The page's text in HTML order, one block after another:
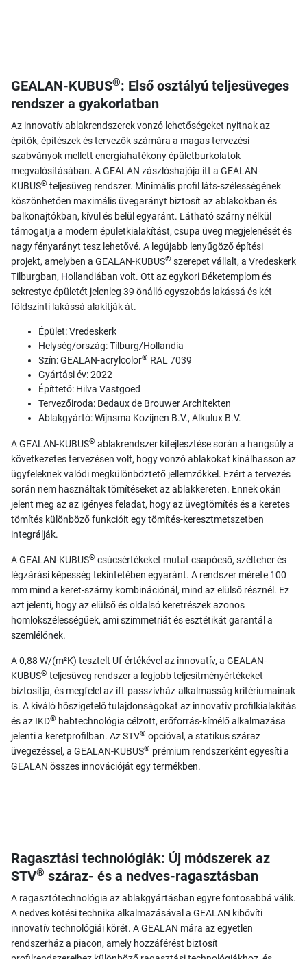
GEALAN-KUBUS®: Első osztályú teljesüveges
rendszer a gyakorlatban
Az innovatív ablakrendszerek vonzó lehetőségeket nyitnak az
építők, építészek és tervezők számára a magas tervezési
szabványok mellett energiahatékony épületburkolatok
megvalósításában. A GEALAN zászlóshajója itt a GEALAN-
KUBUS® teljesüveg rendszer. Minimális profil láts-szélességének
köszönhetően maximális üvegarányt biztosít az ablakokban és
balkonajtókban, kívül és belül egyaránt. Látható szárny nélkül
támogatja a modern épületkialakítást, csupa üveg megjelenését és
nagy fényarányt tesz lehetővé. A legújabb lenyűgöző építési
projekt, amelyben a GEALAN-KUBUS® szerepet vállalt, a Vredeskerk
Tilburgban, Hollandiában volt. Ott az egykori Béketemplom és
sekrestye épületét jelenleg 39 önálló egyszobás lakássá és két
földszinti lakássá alakítják át.
Épület: Vredeskerk
Helység/ország: Tilburg/Hollandia
Szín: GEALAN-acrylcolor® RAL 7039
Gyártási év: 2022
Építtető: Hilva Vastgoed
Tervezőiroda: Bedaux de Brouwer Architekten
Ablakgyártó: Wijnsma Kozijnen B.V., Alkulux B.V.
A GEALAN-KUBUS® ablakrendszer kifejlesztése során a hangsúly a
következetes tervezésen volt, hogy vonzó ablakokat kínálhasson az
ügyfeleknek valódi megkülönböztető jellemzőkkel. Ezért a tervezés
során nem használtak tömítéseket az ablakkereten. Ennek okán
jelent meg az az igényes feladat, hogy az üvegtömítés és a keretes
tömítés különböző funkcióit egy tömítés-keresztmetszetben
integrálják.
A GEALAN-KUBUS® csúcsértékeket mutat csapóeső, szélteher és
légzárási képesség tekintetében egyaránt. A rendszer mérete 100
mm mind a keret-szárny kombinációnál, mind az elülső résznél. Ez
azt jelenti, hogy az elülső és oldalsó keretrészek azonos
homlokszélességűek, ami szimmetriát és esztétikát garantál a
szemlélőnek.
A 0,88 W/(m²K) tesztelt Uf-értékével az innovatív, a GEALAN-
KUBUS® teljesüveg rendszer a legjobb teljesítményértékeket
biztosítja, és megfelel az ift-passzívház-alkalmasság kritériumainak
is. A kiváló hőszigetelő tulajdonságokat az innovatív profilkialakítás
és az IKD® habtechnológia célzott, erőforrás-kímélő alkalmazása
jelenti a keretprofilban. Az STV® opcióval, a statikus száraz
üvegezéssel, a GEALAN-KUBUS® prémium rendszerként egyesíti a
GEALAN összes innovációját egy termékben.
Ragasztási technológiák: Új módszerek az
STV® száraz- és a nedves-ragasztásban
A ragasztótechnológia az ablakgyártásban egyre fontosabbá válik.
A nedves kötési technika alkalmazásával a GEALAN kibővíti
innovatív technológiái körét. A GEALAN mára az egyetlen
rendszerház a piacon, amely hozzáférést biztosít